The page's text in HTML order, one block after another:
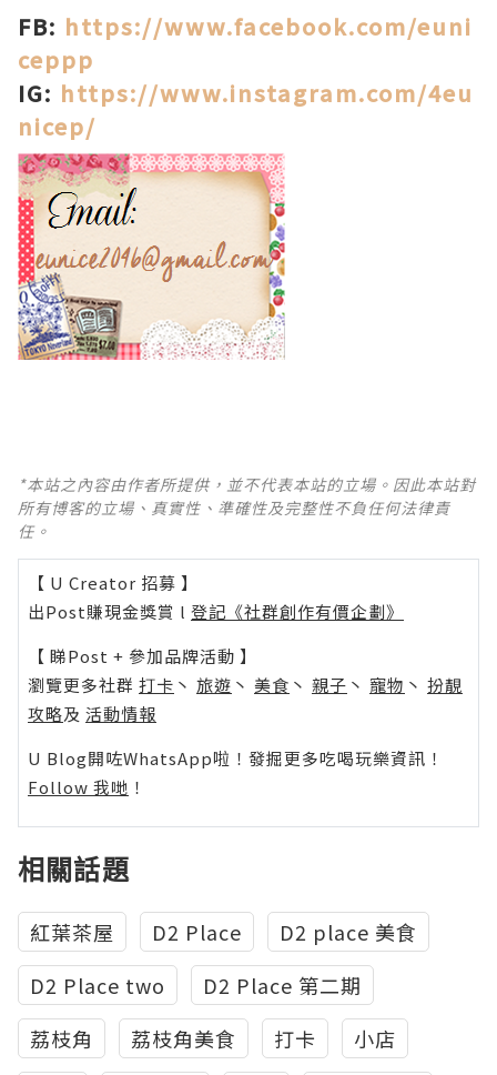
FB: https://www.facebook.com/euni
ceppp
IG: https://www.instagram.com/4eu
nicep/
*本站之內容由作者所提供，並不代表本站的立場。因此本站對
所有博客的立場、真實性、準確性及完整性不負任何法律責
任。
【 U Creator 招募 】
出Post賺現金獎賞 l 登記《社群創作有價企劃》
【 睇Post + 參加品牌活動 】
瀏覽更多社群 打卡 丶 旅遊 丶 美食 丶 親子 丶 寵物 丶 扮靚
攻略及 活動情報
U Blog開咗WhatsApp啦！發掘更多吃喝玩樂資訊！
Follow 我哋 ！
相關話題
紅葉茶屋 D2 Place
D2 place 美食
D2 Place two
D2 Place 第二期
荔枝角
荔枝角美食 打卡
小店